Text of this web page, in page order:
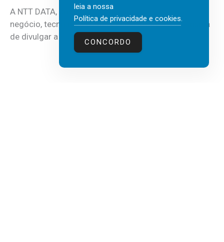
A NTT DATA, consultora global em serviços de
negócio, tecnologia e inteligência artificial (IA), acaba
de divulgar a mais recente...
leia a nossa
Política de privacidade e cookies.
CONCORDO